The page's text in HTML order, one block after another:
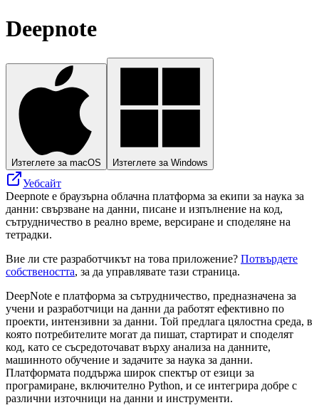
Deepnote
Изтеглете за macOS Изтеглете за Windows
Уебсайт
Deepnote е браузърна облачна платформа за екипи за наука за
данни: свързване на данни, писане и изпълнение на код,
сътрудничество в реално време, версиране и споделяне на
тетрадки.
Вие ли сте разработчикът на това приложение? Потвърдете
собствеността, за да управлявате тази страница.
DeepNote е платформа за сътрудничество, предназначена за
учени и разработчици на данни да работят ефективно по
проекти, интензивни за данни. Той предлага цялостна среда, в
която потребителите могат да пишат, стартират и споделят
код, като се съсредоточават върху анализа на данните,
машинното обучение и задачите за наука за данни.
Платформата поддържа широк спектър от езици за
програмиране, включително Python, и се интегрира добре с
различни източници на данни и инструменти.